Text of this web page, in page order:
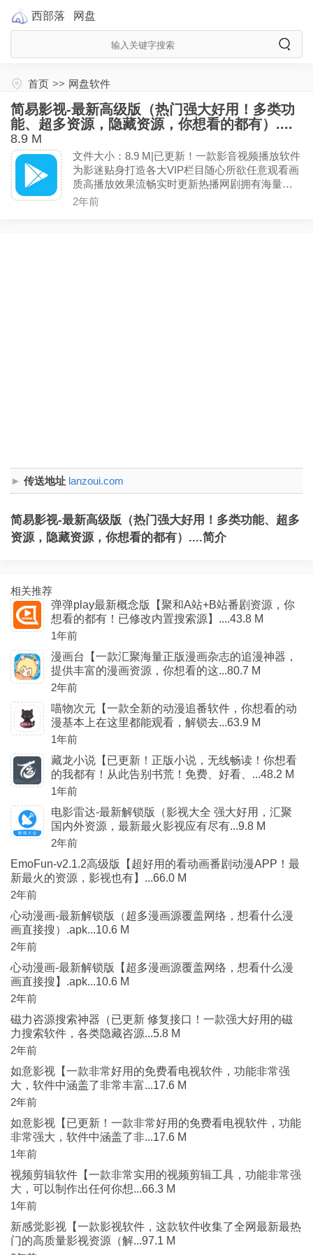
西部落 网盘
首页 >> 网盘软件
简易影视-最新高级版（热门强大好用！多类功
能、超多资源，隐藏资源，你想看的都有）....
8.9 M
文件大小：8.9 M|已更新！一款影音视频播放软件
为影迷贴身打造各大VIP栏目随心所欲任意观看画
质高播放效果流畅实时更新热播网剧拥有海量影
视播放资源，修改进入就是无限经验!
2年前
传送地址 lanzoui.com
简易影视-最新高级版（热门强大好用！多类功能、超多
资源，隐藏资源，你想看的都有）....简介
相关推荐
弹弹play最新概念版【聚和A站+B站番剧资源，你
想看的都有！已修改内置搜索源】....43.8 M
1年前
漫画台【一款汇聚海量正版漫画杂志的追漫神器，
提供丰富的漫画资源，你想看的这...80.7 M
2年前
喵物次元【一款全新的动漫追番软件，你想看的动
漫基本上在这里都能观看，解锁去...63.9 M
1年前
藏龙小说【已更新！正版小说，无线畅读！你想看
的我都有！从此告别书荒！免费、好看、...48.2 M
1年前
电影雷达-最新解锁版（影视大全 强大好用，汇聚
国内外资源，最新最火影视应有尽有...9.8 M
2年前
EmoFun-v2.1.2高级版【超好用的看动画番剧动漫APP！最
新最火的资源，影视也有】...66.0 M
2年前
心动漫画-最新解锁版（超多漫画源覆盖网络，想看什么漫
画直接搜）.apk...10.6 M
2年前
心动漫画-最新解锁版【超多漫画源覆盖网络，想看什么漫
画直接搜】.apk...10.6 M
2年前
磁力咨源搜索神器（已更新 修复接口！一款强大好用的磁
力搜索软件，各类隐藏咨源...5.8 M
2年前
如意影视【一款非常好用的免费看电视软件，功能非常强
大，软件中涵盖了非常丰富...17.6 M
2年前
如意影视【已更新！一款非常好用的免费看电视软件，功能
非常强大，软件中涵盖了非...17.6 M
1年前
视频剪辑软件【一款非常实用的视频剪辑工具，功能非常强
大，可以制作出任何你想...66.3 M
1年前
新感觉影视【一款影视软件，这款软件收集了全网最新最热
门的高质量影视资源（解...97.1 M